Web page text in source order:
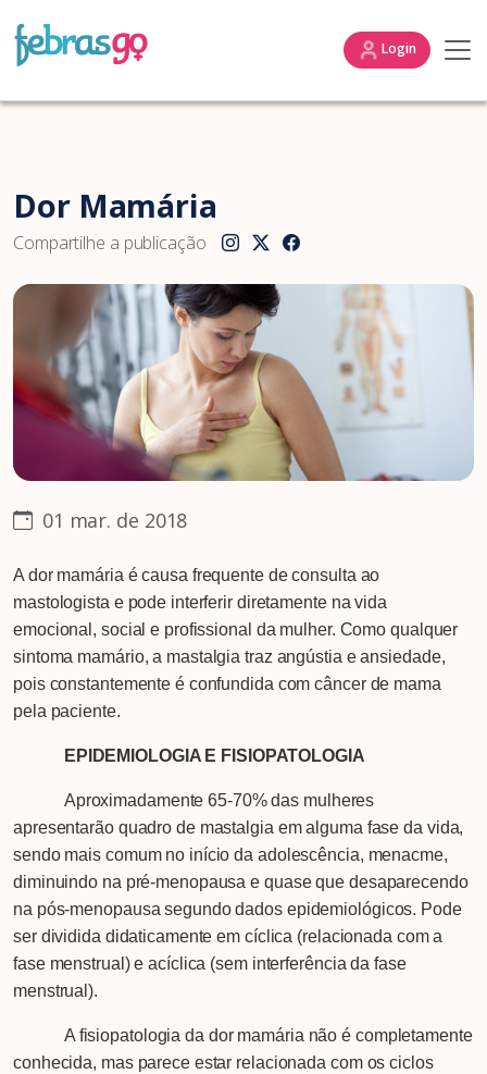
Login
Dor Mamária
Compartilhe a publicação
01 mar. de 2018
A dor mamária é causa frequente de consulta ao
mastologista e pode interferir diretamente na vida
emocional, social e profissional da mulher. Como qualquer
sintoma mamário, a mastalgia traz angústia e ansiedade,
pois constantemente é confundida com câncer de mama
pela paciente.
EPIDEMIOLOGIA E FISIOPATOLOGIA
Aproximadamente 65-70% das mulheres
apresentarão quadro de mastalgia em alguma fase da vida,
sendo mais comum no início da adolescência, menacme,
diminuindo na pré-menopausa e quase que desaparecendo
na pós-menopausa segundo dados epidemiológicos. Pode
ser dividida didaticamente em cíclica (relacionada com a
fase menstrual) e acíclica (sem interferência da fase
menstrual).
A fisiopatologia da dor mamária não é completamente
conhecida, mas parece estar relacionada com os ciclos